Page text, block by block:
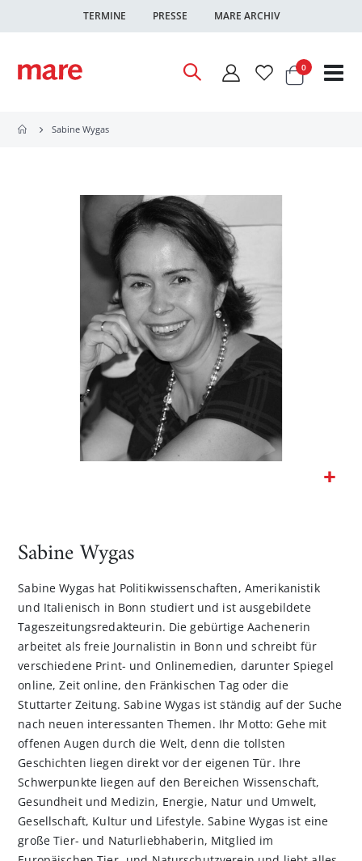
TERMINE PRESSE MARE ARCHIV
Warenkorb
0Artikel
Sabine Wygas
Bildgalerie
Sabine Wygas
Sabine Wygas hat Politikwissenschaften, Amerikanistik
und Italienisch in Bonn studiert und ist ausgebildete
Tageszeitungsredakteurin. Die gebürtige Aachenerin
arbeitet als freie Journalistin in Bonn und schreibt für
verschiedene Print- und Onlinemedien, darunter Spiegel
online, Zeit online, den Fränkischen Tag oder die
Stuttarter Zeitung. Sabine Wygas ist ständig auf der Suche
nach neuen interessanten Themen. Ihr Motto: Gehe mit
offenen Augen durch die Welt, denn die tollsten
Geschichten liegen direkt vor der eigenen Tür. Ihre
Schwerpunkte liegen auf den Bereichen Wissenschaft,
Gesundheit und Medizin, Energie, Natur und Umwelt,
Gesellschaft, Kultur und Lifestyle. Sabine Wygas ist eine
große Tier- und Naturliebhaberin, Mitglied im